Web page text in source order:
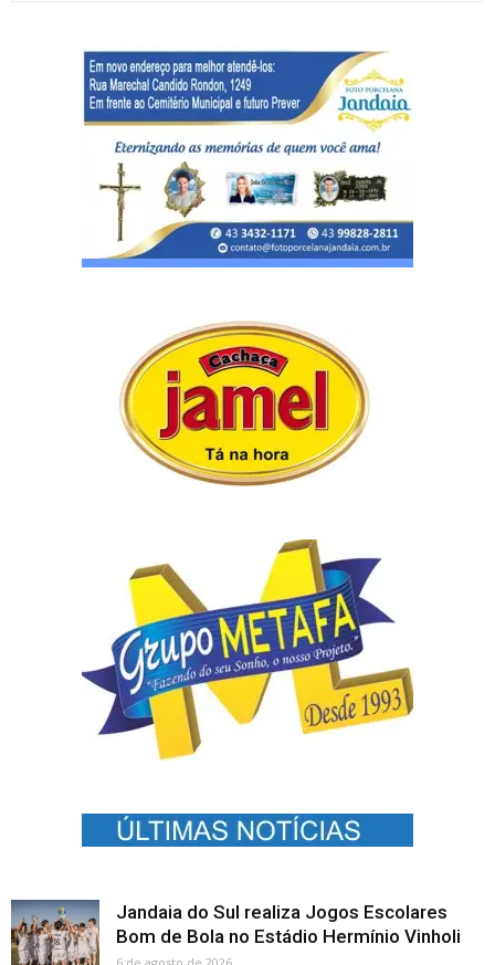
Jandaia do Sul realiza Jogos Escolares
Bom de Bola no Estádio Hermínio Vinholi